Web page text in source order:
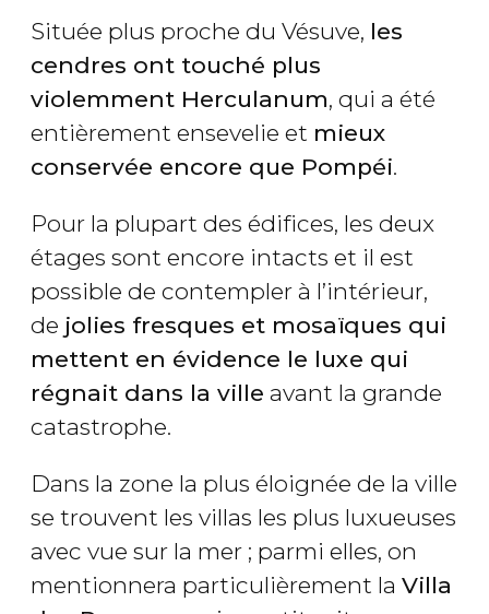
Située plus proche du Vésuve, les
cendres ont touché plus
violemment Herculanum, qui a été
entièrement ensevelie et mieux
conservée encore que Pompéi.
Pour la plupart des édifices, les deux
étages sont encore intacts et il est
possible de contempler à l’intérieur,
de jolies fresques et mosaïques qui
mettent en évidence le luxe qui
régnait dans la ville avant la grande
catastrophe.
Dans la zone la plus éloignée de la ville
se trouvent les villas les plus luxueuses
avec vue sur la mer ; parmi elles, on
mentionnera particulièrement la Villa